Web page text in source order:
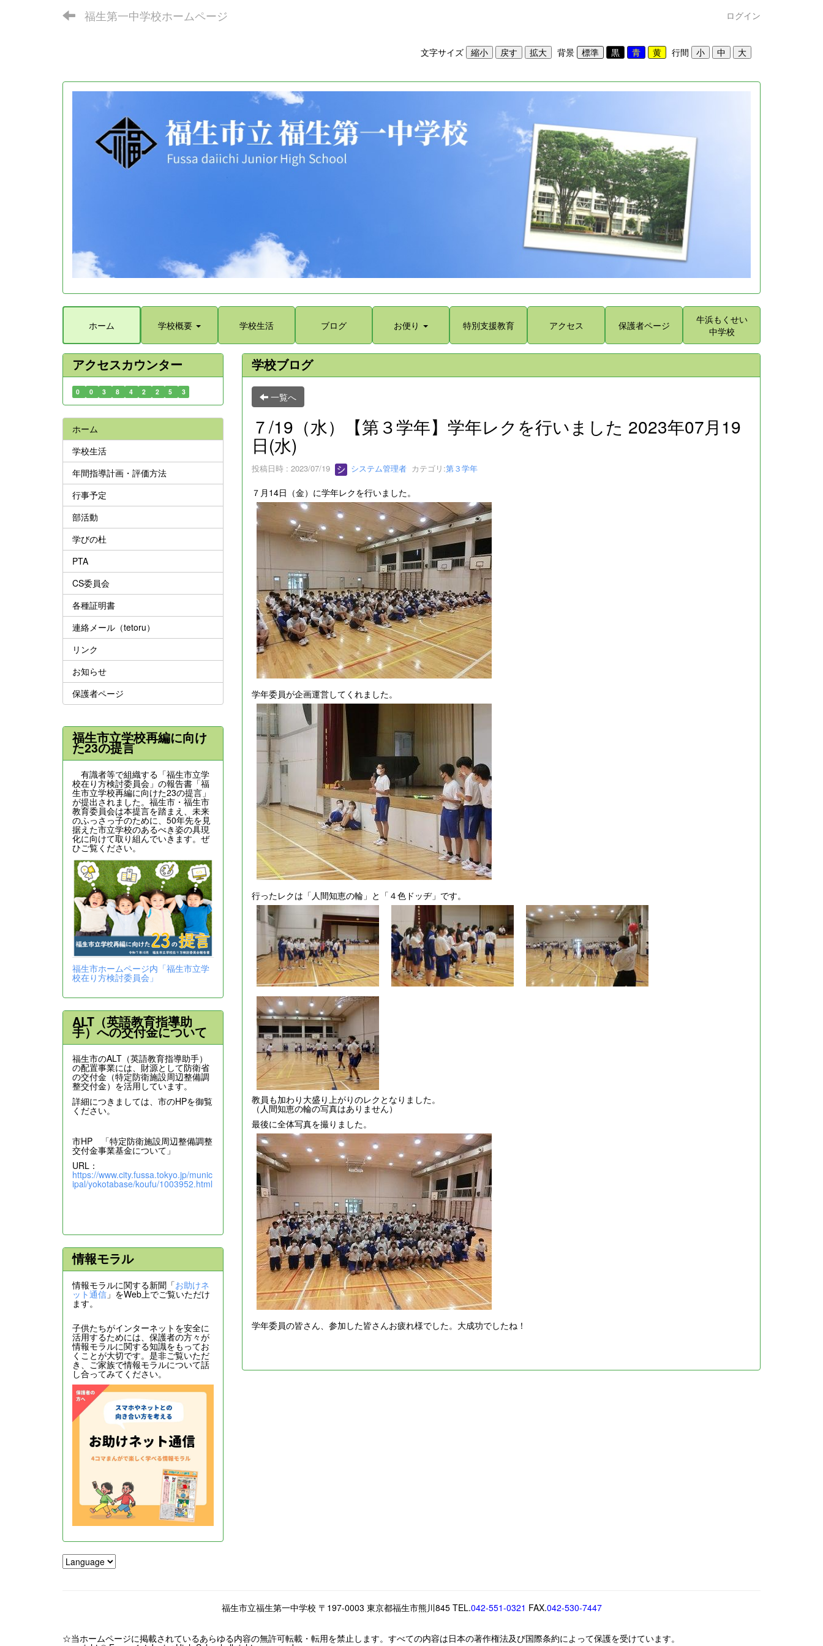
福生第一中学校ホームページ ログイン
文字サイズ 背景 行間
ホーム 学校概要 学校生活 ブログ お便り 特別支援教育 アクセス 保護者ページ
牛浜もくせい
中学校
学校ブログ
一覧へ
７/19（水）【第３学年】学年レクを行いました 2023年07月19
日(水)
投稿日時 : 2023/07/19 システム管理者カテゴリ:第３学年
７月14日（金）に学年レクを行いました。
学年委員が企画運営してくれました。
行ったレクは「人間知恵の輪」と「４色ドッヂ」です。
教員も加わり大盛り上がりのレクとなりました。
（人間知恵の輪の写真はありません）
最後に全体写真を撮りました。
学年委員の皆さん、参加した皆さんお疲れ様でした。大成功でしたね！
アクセスカウンター
0 0 3 8 4 2 2 5 3
ホーム
学校生活
年間指導計画・評価方法
行事予定
部活動
学びの杜
PTA
CS委員会
各種証明書
連絡メール（tetoru）
リンク
お知らせ
保護者ページ
福生市立学校再編に向け
た23の提言
有識者等で組織する「福生市立学
校在り方検討委員会」の報告書「福
生市立学校再編に向けた23の提言」
が提出されました。福生市・福生市
教育委員会は本提言を踏まえ、未来
のふっさっ子のために、50年先を見
据えた市立学校のあるべき姿の具現
化に向けて取り組んでいきます。ぜ
ひご覧ください。
福生市ホームページ内「福生市立学
校在り方検討委員会」
ALT（英語教育指導助
手）への交付金について
福生市のALT（英語教育指導助手）
の配置事業には、財源として防衛省
の交付金（特定防衛施設周辺整備調
整交付金）を活用しています。
詳細につきましては、市のHPを御覧
ください。
市HP 「特定防衛施設周辺整備調整
交付金事業基金について」
URL：
https://www.city.fussa.tokyo.jp/munic
ipal/yokotabase/koufu/1003952.html
情報モラル
情報モラルに関する新聞「お助けネ
ット通信 」をWeb上でご覧いただけ
ます。
子供たちがインターネットを安全に
活用するためには、保護者の方々が
情報モラルに関する知識をもってお
くことが大切です。是非ご覧いただ
き、ご家族で情報モラルについて話
し合ってみてください。
福生市立福生第一中学校 〒197-0003 東京都福生市熊川845 TEL.042-551-0321 FAX.042-530-7447
☆当ホームページに掲載されているあらゆる内容の無許可転載・転用を禁止します。すべての内容は日本の著作権法及び国際条約によって保護を受けています。